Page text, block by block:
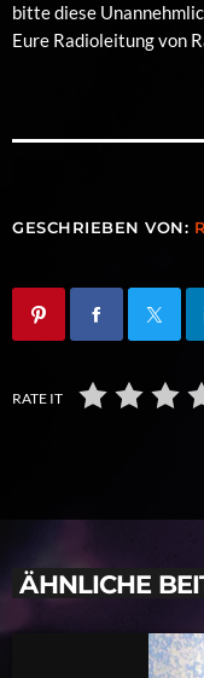
bitte diese
Eure Radioleitung von
GESCHRIEBEN VON:
RATE IT
ÄHNLICHE